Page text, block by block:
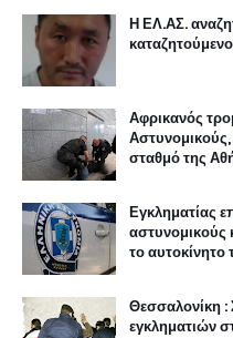
Η ΕΛ.ΑΣ.
Αφρικανός
σταθμό της
Εγκληματίας
αστυνομικούς
το αυτοκίνητο
Θεσσαλονίκη
εγκληματιών